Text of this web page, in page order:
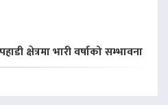
क्षेत्रमा भारी वर्षाको सम्भावना